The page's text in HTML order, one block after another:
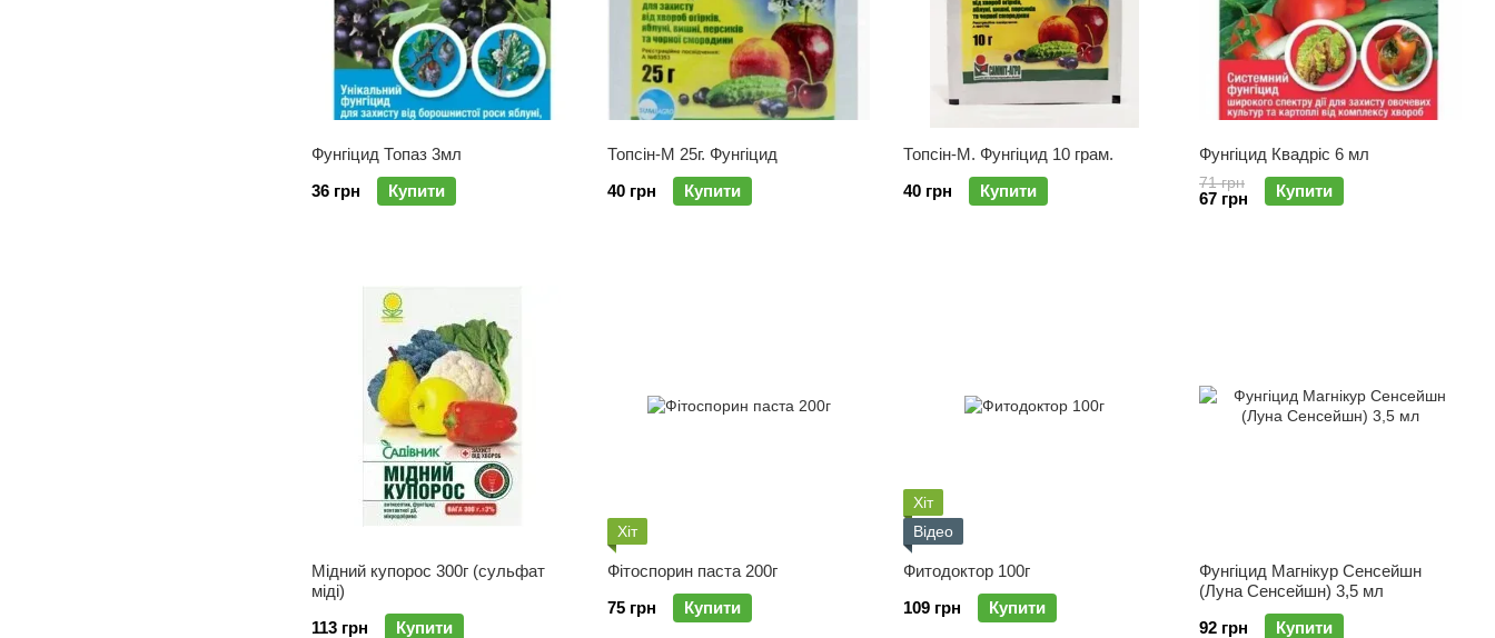
Фунгіцид Топаз 3мл
36 грн
Купити
Топсін-М 25г. Фунгіцид
40 грн
Купити
Топсін-М. Фунгіцид 10 грам.
40 грн
Купити
Фунгіцид Квадріс 6 мл
71 грн
67 грн Купити
Мідний купорос 300г (сульфат
міді)
113 грн
Купити
Хіт
Фітоспорин паста 200г
75 грн
Купити
Хіт
Відео
Фитодоктор 100г
109 грн
Купити
Фунгіцид Магнікур Сенсейшн
(Луна Сенсейшн) 3,5 мл
92 грн
Купити